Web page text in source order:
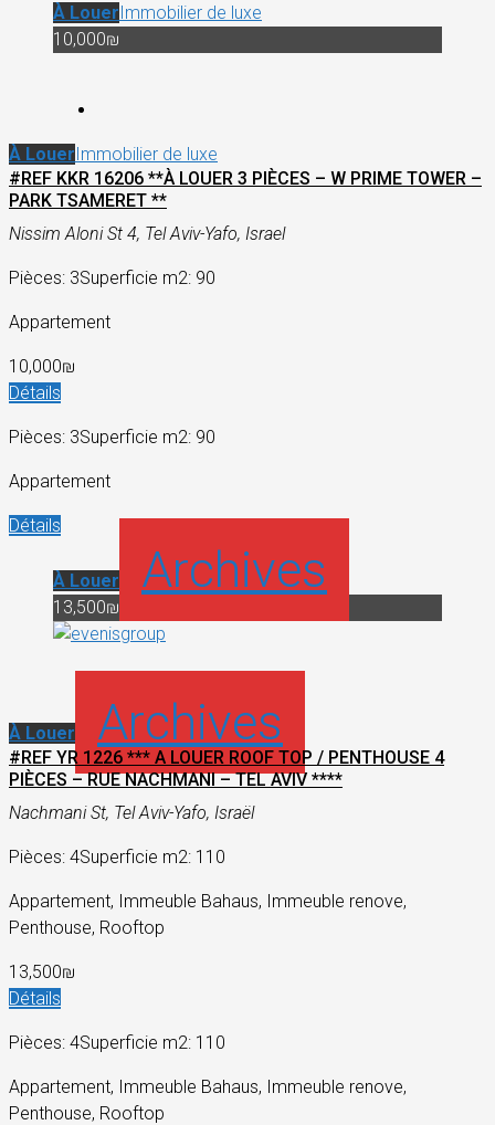
À LouerImmobilier de luxe
10,000₪
À LouerImmobilier de luxe
#REF KKR 16206 **À LOUER 3 PIÈCES – W PRIME TOWER –
PARK TSAMERET **
Nissim Aloni St 4, Tel Aviv-Yafo, Israel
Pièces: 3Superficie m2: 90
Appartement
10,000₪
Détails
Pièces: 3Superficie m2: 90
Appartement
Détails
À Louer Archives
13,500₪
À Louer Archives
#REF YR 1226 *** A LOUER ROOF TOP / PENTHOUSE 4
PIÈCES – RUE NACHMANI – TEL AVIV ****
Nachmani St, Tel Aviv-Yafo, Israël
Pièces: 4Superficie m2: 110
Appartement, Immeuble Bahaus, Immeuble renove,
Penthouse, Rooftop
13,500₪
Détails
Pièces: 4Superficie m2: 110
Appartement, Immeuble Bahaus, Immeuble renove,
Penthouse, Rooftop